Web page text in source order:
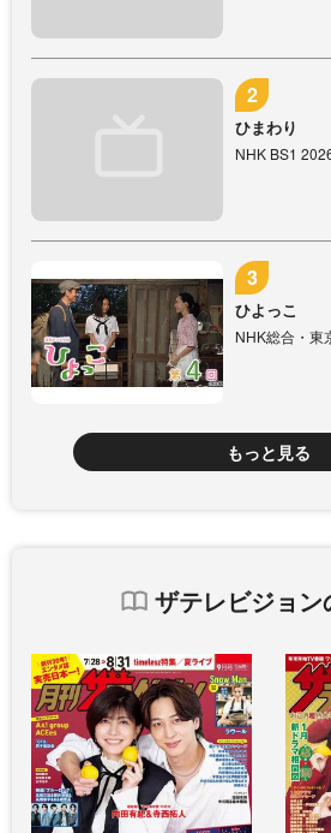
ひまわり
NHK BS1
ひよっこ
NHK総合・東
もっと見る
ザテレビジョン